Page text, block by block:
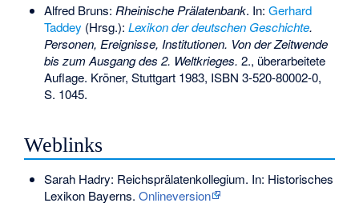
Alfred Bruns: Rheinische Prälatenbank. In: Gerhard
Taddey (Hrsg.): Lexikon der deutschen Geschichte.
Personen, Ereignisse, Institutionen. Von der Zeitwende
bis zum Ausgang des 2. Weltkrieges. 2., überarbeitete
Auflage. Kröner, Stuttgart 1983, ISBN 3-520-80002-0,
S. 1045.
Weblinks
Sarah Hadry: Reichsprälatenkollegium. In: Historisches
Lexikon Bayerns. Onlineversion